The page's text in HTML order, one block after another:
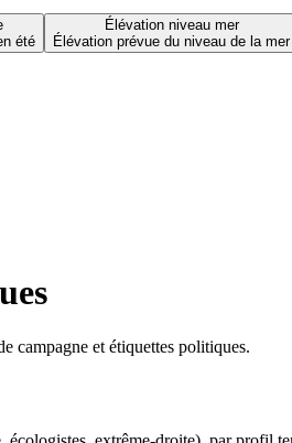
été
Élévation niveau mer
Élévation prévue du niveau de la mer
campagne et étiquettes politiques.